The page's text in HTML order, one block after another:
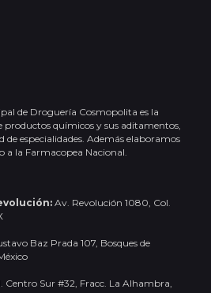
de Droguería Cosmopolita es la
químicos y sus aditamentos,
especialidades. Además elaboramos
a la Farmacopea Nacional.
Av. Revolución 1080, Col.
Baz Prada 107, Bosques de
Centro Sur #32, Fracc. La Alhambra,